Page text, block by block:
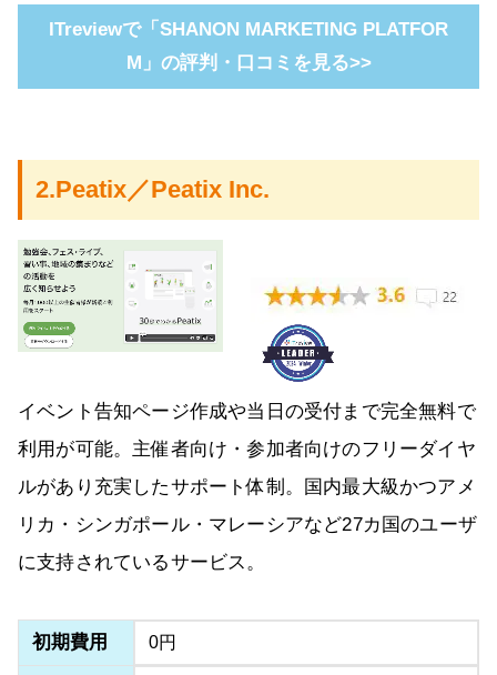
ITreviewで「SHANON MARKETING PLATFOR
M」の評判・口コミを見る>>
2.Peatix／Peatix Inc.
イベント告知ページ作成や当日の受付まで完全無料で
利用が可能。主催者向け・参加者向けのフリーダイヤ
ルがあり充実したサポート体制。国内最大級かつアメ
リカ・シンガポール・マレーシアなど27カ国のユーザ
に支持されているサービス。
初期費用 0円